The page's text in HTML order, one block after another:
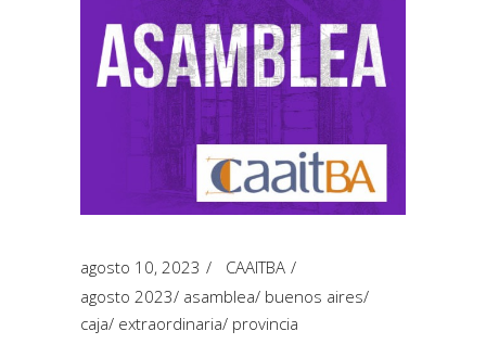
agosto 10, 2023
CAAITBA
agosto 2023/ asamblea/ buenos aires/
caja/ extraordinaria/ provincia